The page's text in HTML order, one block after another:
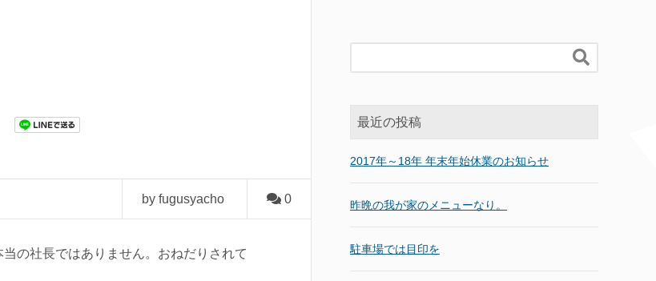
by fugusyacho 0
の社長ではありません。おねだりされて

最近の投稿
2017年～18年 年末年始休業のお知らせ
昨晩の我が家のメニューなり。
駐車場では目印を